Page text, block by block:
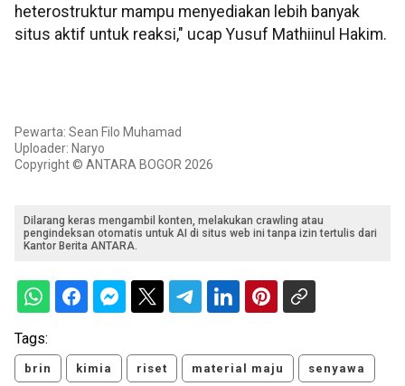
heterostruktur mampu menyediakan lebih banyak
situs aktif untuk reaksi," ucap Yusuf Mathiinul Hakim.
Pewarta: Sean Filo Muhamad
Uploader: Naryo
Copyright © ANTARA BOGOR 2026
Dilarang keras mengambil konten, melakukan crawling atau
pengindeksan otomatis untuk AI di situs web ini tanpa izin tertulis dari
Kantor Berita ANTARA.
Tags:
brin kimia riset material maju senyawa